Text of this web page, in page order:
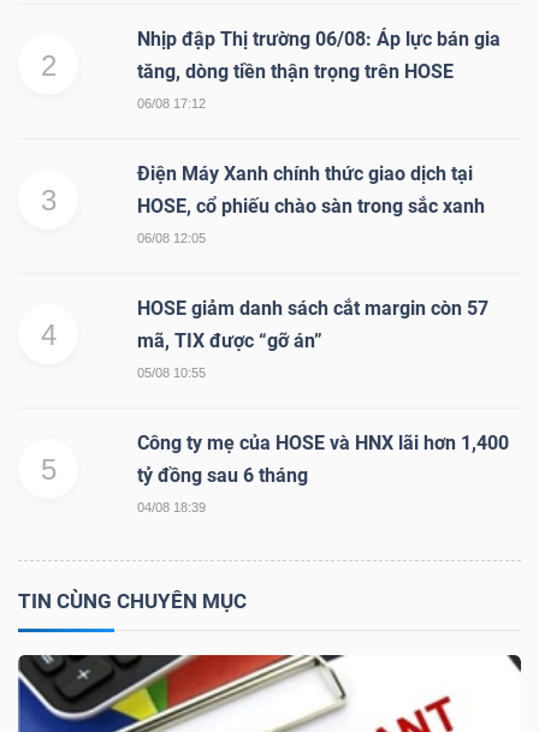
2
Nhịp đập Thị trường 06/08: Áp lực bán gia
tăng, dòng tiền thận trọng trên HOSE
06/08 17:12
3
Điện Máy Xanh chính thức giao dịch tại
HOSE, cổ phiếu chào sàn trong sắc xanh
06/08 12:05
4
HOSE giảm danh sách cắt margin còn 57
mã, TIX được “gỡ án”
05/08 10:55
5
Công ty mẹ của HOSE và HNX lãi hơn 1,400
tỷ đồng sau 6 tháng
04/08 18:39
TIN CÙNG CHUYÊN MỤC
ĐẦU
TRUY
DỮ
LIỆU